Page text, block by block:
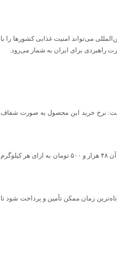
می‌تواند امنیت غذایی کشورها را با
راهبردی برای ایران به شمار می‌رود.
نرخ خرید این محصول به صورت شفاف
وی گفت: قیمت خرید گندم در بازه ۴۷ هزار و ۵۰۰ تا ۴۹ هزار و ۵۰۰ تومان تعیین شده و میانگین آن ۴۸ هزار و ۵۰۰ تومان به ازای هر کیلوگرم
زمان ممکن تأمین و پرداخت شود تا